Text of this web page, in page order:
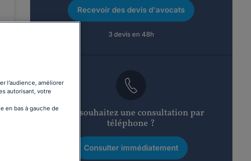
et
Recevoir des devis d'avocats
3 devis en 48h
Vous souhaitez une consultation par
téléphone ?
Consulter immédiatement
l’audience, améliorer
autorisant, votre
en bas à gauche de